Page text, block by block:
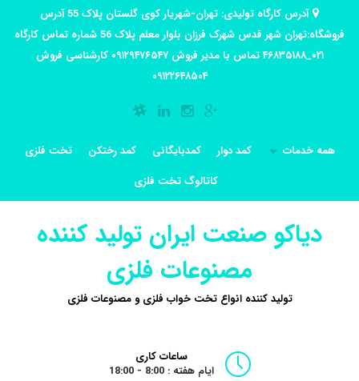
آدرس کارگاه تولیدی: تهران-شهریار کوی گلستان پلاک 55 آدرس
فروشگاه:تهران شهر قدس شهرک فرزان بلوار معلم پلاک 56 شماره تماس کارگاه
۰۲۱_۴۶۸۳۵۱۸۸ تماس با مدیر فروش ۰۹۱۲۹۴۷۶۵۴۷ کارشناسی فروش
۰۹۱۲۲۶۴۸۵۰۴
همه خدمات کمد دوار کمدبایگانی کمد رختکن
تخت فلزی
کاتالوگ تخت فلزی
دیاکو صنعت ایران تولید کننده
مصنوعات فلزی
تولید کننده انواع تخت خواب فلزی و مصنوعات فلزی
ساعات کاری
ایام هفته : 8:00 - 18:00